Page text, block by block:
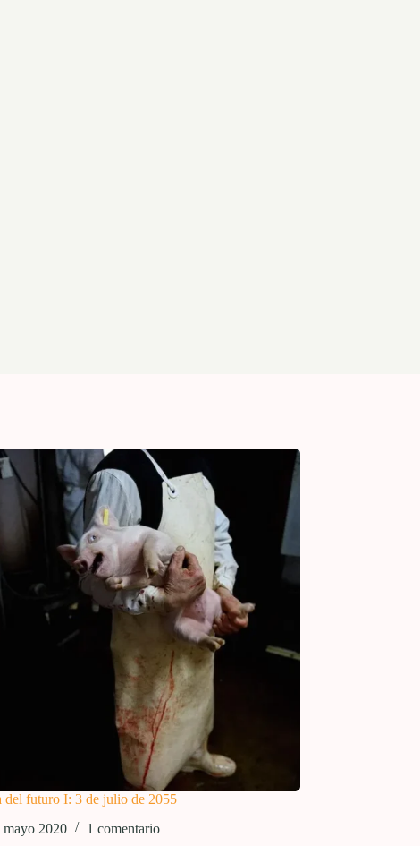
del futuro I: 3 de julio de 2055
mayo 2020
1 comentario